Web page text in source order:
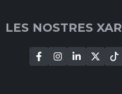
LES NOSTRES